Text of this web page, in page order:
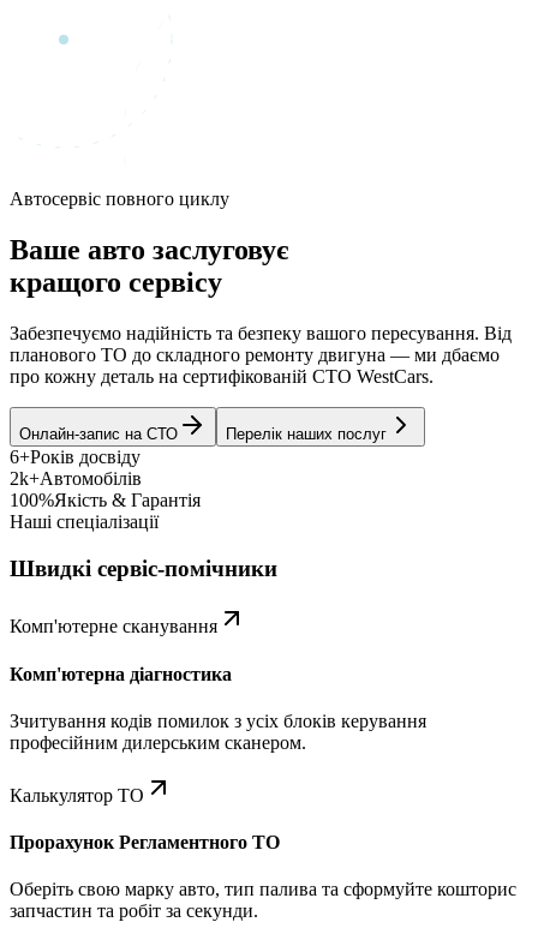
Автосервіс повного циклу
Ваше авто заслуговує
кращого сервісу
Забезпечуємо надійність та безпеку вашого пересування. Від
планового ТО до складного ремонту двигуна — ми дбаємо
про кожну деталь на сертифікованій СТО WestCars.
Онлайн-запис на СТО Перелік наших послуг
6+Років досвіду
2k+Автомобілів
100%Якість & Гарантія
Наші спеціалізації
Швидкі сервіс-помічники
Комп'ютерне сканування
Комп'ютерна діагностика
Зчитування кодів помилок з усіх блоків керування
професійним дилерським сканером.
Калькулятор ТО
Прорахунок Регламентного ТО
Оберіть свою марку авто, тип палива та сформуйте кошторис
запчастин та робіт за секунди.